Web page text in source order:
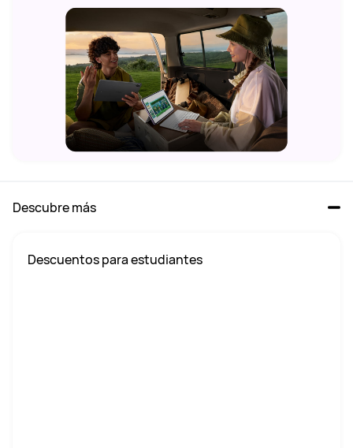
Descubre más
Descuentos para estudiantes